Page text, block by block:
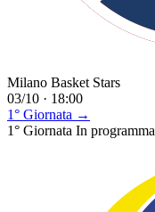
Milano Basket Stars
03/10 · 18:00
1° Giornata →
1° Giornata In programma